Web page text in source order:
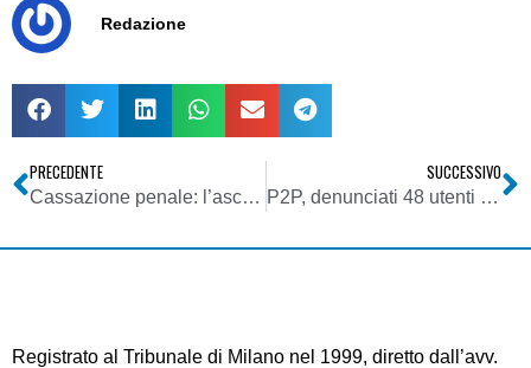
Redazione
PRECEDENTE
Cassazione penale: l’ascolto delle frequenze dei Cc è reato, condannati tre giornalisti
SUCCESSIVO
P2P, denunciati 48 utenti italiani
Registrato al Tribunale di Milano nel 1999, diretto dall’avv.